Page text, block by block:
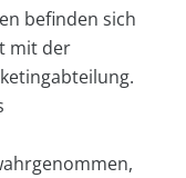
befinden sich
mit der